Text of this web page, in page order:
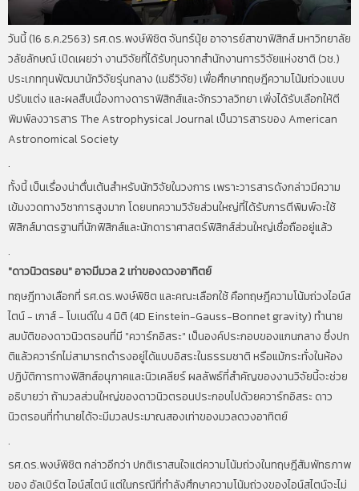
วันนี้ (16 ธ.ค.2563) รศ.ดร.พงษ์พิชิต จันทร์นุ้ย อาจารย์สาขาฟิสิกส์ มหาวิทยาลัย
วลัยลักษณ์ เปิดเผยว่า งานวิจัยที่ได้รับทุนจากสำนักงานการวิจัยแห่งชาติ (วช.)
ประเภททุนพัฒนานักวิจัยรุ่นกลาง (เมธีวิจัย) เพื่อศึกษาทฤษฎีความโน้มถ่วงแบบ
ปรับแต่ง และผลสืบเนื่องทางดาราฟิสิกส์และจักรวาลวิทยา เพิ่งได้รับเลือกให้ตี
พิมพ์ลงวารสาร The Astrophysical Journal เป็นวารสารของ American
Astronomical Society
.
ทั้งนี้ เป็นเรื่องน่าตื่นเต้นสำหรับนักวิจัยในวงการ เพราะวารสารดังกล่าวมีความ
เข้มงวดทางวิชาการสูงมาก โดยบทความวิจัยส่วนใหญ่ที่ได้รับการตีพิมพ์จะใช้
ฟิสิกส์มาตรฐานที่นักฟิสิกส์และนักดาราศาสตร์ฟิสิกส์ส่วนใหญ่เชื่อถืออยู่แล้ว
.
"ดาวนิวตรอน" อาจมีมวล 2 เท่าของดวงอาทิตย์
ทฤษฎีทางเลือกที่ รศ.ดร.พงษ์พิชิต และคณะเลือกใช้ คือทฤษฎีความโน้มถ่วงไอน์ส
ไตน์ - เกาส์ - โบเนต์ใน 4 มิติ (4D Einstein-Gauss-Bonnet gravity) ทำนาย
สมบัติของดาวนิวตรอนที่มี "ควาร์กอิสระ" เป็นองค์ประกอบของแกนกลาง ซึ่งปก
ติแล้วควาร์กไม่สามารถดำรงอยู่ได้แบบอิสระในธรรมชาติ หรือแม้กระทั่งในห้อง
ปฏิบัติการทางฟิสิกส์อนุภาคและนิวเคลียร์ ผลลัพธ์ที่สำคัญของงานวิจัยนี้จะช่วย
อธิบายว่า ถ้ามวลส่วนใหญ่ของดาวนิวตรอนประกอบไปด้วยควาร์กอิสระ ดาว
นิวตรอนที่ทำนายได้จะมีมวลประมาณสองเท่าของมวลดวงอาทิตย์
.
รศ.ดร.พงษ์พิชิต กล่าวอีกว่า ปกติเราสนใจแต่ความโน้มถ่วงในทฤษฎีสัมพัทธภาพ
ของ อัลเบิร์ต ไอน์สไตน์ แต่ในกรณีที่กำลังศึกษาความโน้มถ่วงของไอน์สไตน์จะไม่